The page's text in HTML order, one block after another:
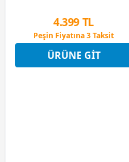
4.399 TL
Peşin Fiyatına 3 Taksit
12 Ay x 517 TL taksitle
Peşin Fiyatına 3 Taksit
ÜRÜNE GIT